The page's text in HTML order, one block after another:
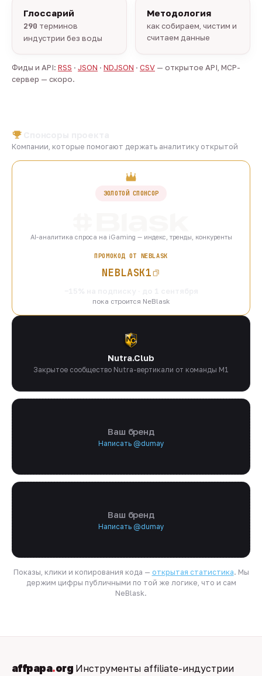
Глоссарий
290 терминов
индустрии без воды
Методология
как собираем, чистим и
считаем данные
Фиды и API: RSS · JSON · NDJSON · CSV — открытое API, MCP-
сервер — скоро.
Компании, которые помогают держать аналитику открытой
ЗОЛОТОЙ СПОНСОР
AI-аналитика спроса на iGaming — индекс, тренды, конкуренты
ПРОМОКОД ОТ NEBLASK
NEBLASK1
пока строится NeBlask
Nutra.Club
Закрытое сообщество Nutra-вертикали от команды M1
Ваш бренд
Написать @dumay
Ваш бренд
Написать @dumay
Показы, клики и копирования кода — открытая статистика. Мы
держим цифры публичными по той же логике, что и сам
NeBlask.
affpapa.org Инструменты affiliate-индустрии